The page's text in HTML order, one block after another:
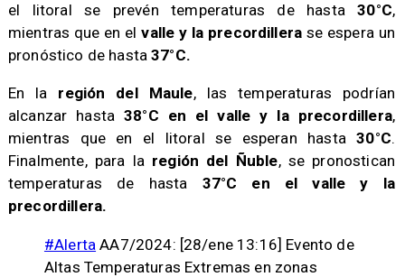
el litoral se prevén temperaturas de hasta30°C,
mientras que en elvalle y la precordillera se espera un
pronóstico de hasta37°C.
​En la región del Maule, las temperaturas podrían
alcanzar hasta38°C en el valle y la precordillera,
mientras que en el litoral se esperan hasta30°C.
Finalmente, para la región del Ñuble, se pronostican
temperaturas de hasta 37°C en el valle y la
precordillera.
#Alerta AA7/2024: [28/ene 13:16] Evento de
Altas Temperaturas Extremas en zonas